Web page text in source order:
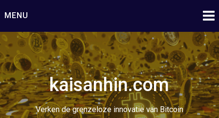
naar
inhoud
MENU
kaisanhin.com
Verken de grenzeloze innovatie van Bitcoin